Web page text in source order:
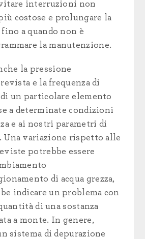
interruzioni non
costose e prolungare la
a quando non è
la manutenzione.
la pressione
e la frequenza di
un particolare elemento
a determinate condizioni
e ai nostri parametri di
Una variazione rispetto alle
potrebbe essere
di acqua grezza,
indicare un problema con
di una sostanza
a monte. In genere,
sistema di depurazione